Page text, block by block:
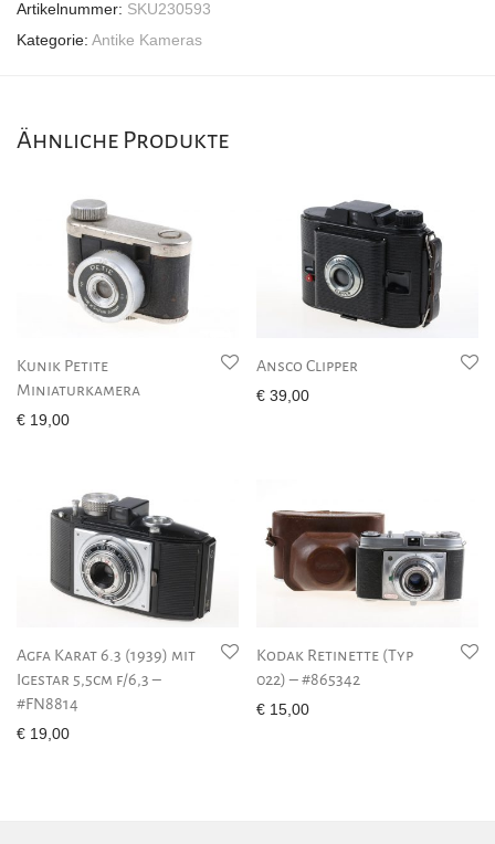
Artikelnummer: SKU230593
Kategorie: Antike Kameras
Ähnliche Produkte
Kunik Petite
Miniaturkamera
€ 19,00
Ansco Clipper
€ 39,00
Agfa Karat 6.3 (1939) mit
Igestar 5,5cm f/6,3 –
#FN8814
€ 19,00
Kodak Retinette (Typ
022) – #865342
€ 15,00